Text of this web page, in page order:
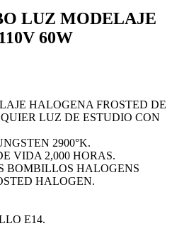
LUZ MODELAJE
60W
HALOGENA FROSTED DE
LUZ DE ESTUDIO CON
2900°K.
VIDA 2,000 HORAS.
BOMBILLOS HALOGENS
HALOGEN.
E14.